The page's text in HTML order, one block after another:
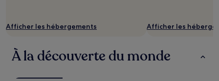
Afficher les hébergements Afficher les
À la découverte du monde